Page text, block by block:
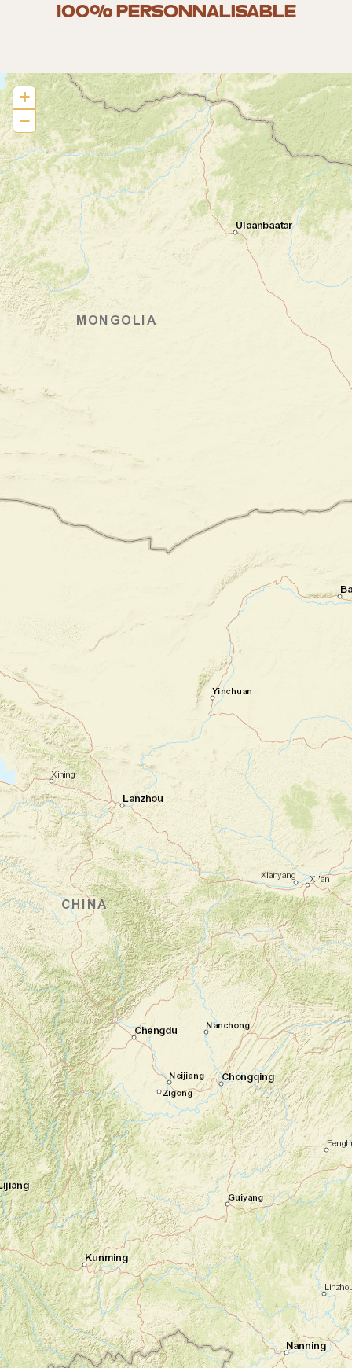
100% PERSONNALISABLE
+
−
Bienvenue au Cambodge !
Aéroport de Siem Reap Angkor - Siem
À votre arrivée à l'aéroport, vous êtes
accueilli par un chauffeur local puis
accompagné en voiture privée jusqu'à votre
hôtel au cœur de Siem Reap. Ce premier
trajet vous permet d'avoir un aperçu de
cette ville pleine de vie et de surprises.
Après un moment de détente à votre hôtel,
vous voilà prêt à y faire vos premiers pas.
Un premier tour de la ville vous permet d'en
savoir plus sur cette ancienne bourgade qui,
en quelques années seulement, s'est
développée de manière fulgurante.
Nuit à l'hôtel
Jour 2
Visite des temples d'Angkor
Siem Reap
Dès le réveil vous n'avez qu'une idée en tête
: partir à la conquête des temples d'Angkor,
à deux pas de là. C'est par la Porte Sud que
vous rejoignez le complexe en compagnie
de votre guide francophone, avec une toute
première vue sur le temple du Bayon. Vous
rejoignez ensuite le célèbre temple Ta
Prohm, envahi par la végétation. Ce dernier
vous dit probablement quelque chose… Il
apparaît dans de nombreux films d'aventure
!
Après le déjeuner, vous partez à l'assaut
d'Angkor Wat, le temple le plus monumental
d'Angkor. Restez à l'affût car, depuis peu,
les loutres et les gibbons ont été
réintroduits ici, et vous n'êtes pas à l'abri de
croiser leur chemin ! Au crépuscule,
installez-vous en hauteur pour admirer le
soleil se coucher sur les temples…
Probablement l'un des plus beaux spectacles
du voyage !
Nuit à l'hôtel
Jour 3
Découverte de la région de Siem Reap
Siem Reap